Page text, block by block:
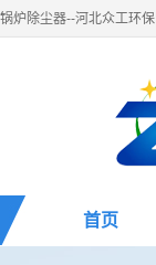
锅炉除尘器--河北众工环保
首页